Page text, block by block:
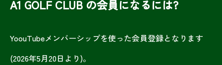
A1 GOLF CLUB の会員になるには?
YoouTubeメンバーシップを使った会員登録となります
(2026年5月20日より)。